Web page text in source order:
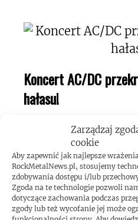
Zarządzaj
cookie
Aby zapewnić jak najlepsze
RockMetalNews.pl, stosujemy
zdobywania dostępu i/lub
Zgoda na te technologie pozwoli
dotyczące zachowania podczas
zgody lub też wycofanie jej może
Koncert AC/DC
hałasu!